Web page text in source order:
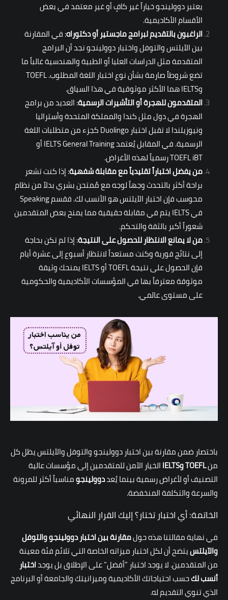
يعتبر دوولينجو خياراً غير كافٍ أو غير معتمد في بعض
الأقسام الأكاديمية.
الراغبون بالتقديم لبرامج ماجستير أو دكتوراه: في المقارنة
بين الآيلتس والتوفل واختبار دوولينجو نجد أن البرامج
المتقدمة مثل الدراسات العليا أو الطبية والهندسية غالباً ما
تضع شروطاً صارمة بشأن نوع اختبار اللغة المطلوب. TOEFL
وIELTS هما الأكثر موثوقية في هذا السياق.
المتقدمون للهجرة أو التأشيرات الرسمية: العديد من برامج
الهجرة في دول مثل كندا والمملكة المتحدة وأستراليا
ونيوزيلندا لا تقبل اختبار Duolingo كجزء من متطلبات اللغة
الرسمية. في المقابل يُعتمد IELTS General Training أو
TOEFL iBT رسمياً لهذه الأغراض.
من يفضل اختباراً تقليدياً مع مقابلة شفهية: إذا كنت تشعر
براحة أكثر بالتحدث وجهاً لوجه مع مُمتحن بشري بدلاً من نظام
محوسب فإن اختبار الآيلتس هو الأنسب لك. فقسم Speaking
في IELTS يتم في مقابلة حقيقية مما يمنح بعض المتقدمين
شعوراً أكبر بالثقة والتحكم.
من لا يمانع الانتظار للحصول على النتيجة: إذا لم تكن بحاجة
إلى نتائج فورية وكنت مستعداً لانتظار أسبوع إلى عشرة أيام
فإن الحصول على نتيجة TOEFL أو IELTS يمنحك وثيقة
موثوقة معترفاً بها في المؤسسات الأكاديمية والحكومية
على مستوى عالمي.
باختصار ضمن مقارنة بين اختبار دوولينجو والتوفل والآيلتس يظل كل
منTOEFLوIELTSالخيار الآمن للمتقدمين إلى مؤسسات عالية
التصنيف أو لأغراض رسمية بينما يُعددوولينجومناسباً أكثر للمرونة
والسرعة والتكلفة المنخفضة.
الخاتمة: أي اختبار تختار؟ إليك القرار النهائي
في نهاية مقالتنا هذه حولمقارنة بين اختبار دوولينجو والتوفل
والآيلتسيتضح أن لكل اختبار ميزاته الخاصة التي تلائم فئة معينة
من المتقدمين. لا يوجد اختبار ”أفضل“ على الإطلاق بل يوجداختبار
أنسب لكحسب احتياجاتك الأكاديمية وميزانيتك والجامعة أو البرنامج
الذي تنوي التقديم له.